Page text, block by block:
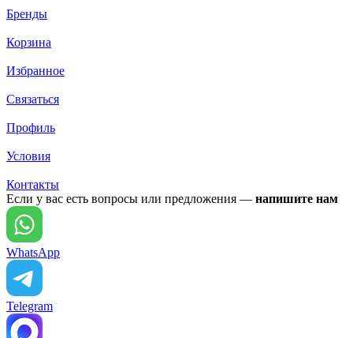
Бренды
Корзина
Избранное
Связаться
Профиль
Условия
Контакты
Если у вас есть вопросы или предложения — напишите нам
WhatsApp
Telegram